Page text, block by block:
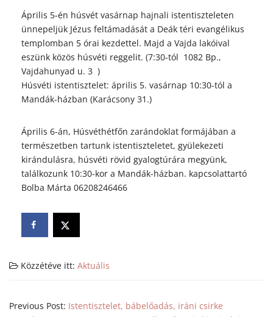
Április 5-én húsvét vasárnap hajnali istentiszteleten
ünnepeljük Jézus feltámadását a Deák téri evangélikus
templomban 5 órai kezdettel. Majd a Vajda lakóival
eszünk közös húsvéti reggelit. (7:30-tól 1082 Bp.,
Vajdahunyad u. 3 )
Húsvéti istentisztelet: április 5. vasárnap 10:30-tól a
Mandák-házban (Karácsony 31.)
Április 6-án, Húsvéthétfőn zarándoklat formájában a
természetben tartunk istentiszteletet, gyülekezeti
kirándulásra, húsvéti rövid gyalogtúrára megyünk,
találkozunk 10:30-kor a Mandák-házban. kapcsolattartó
Bolba Márta 06208246466
Közzétéve itt: Aktuális
Previous Post: Istentisztelet, bábelőadás, iráni csirke